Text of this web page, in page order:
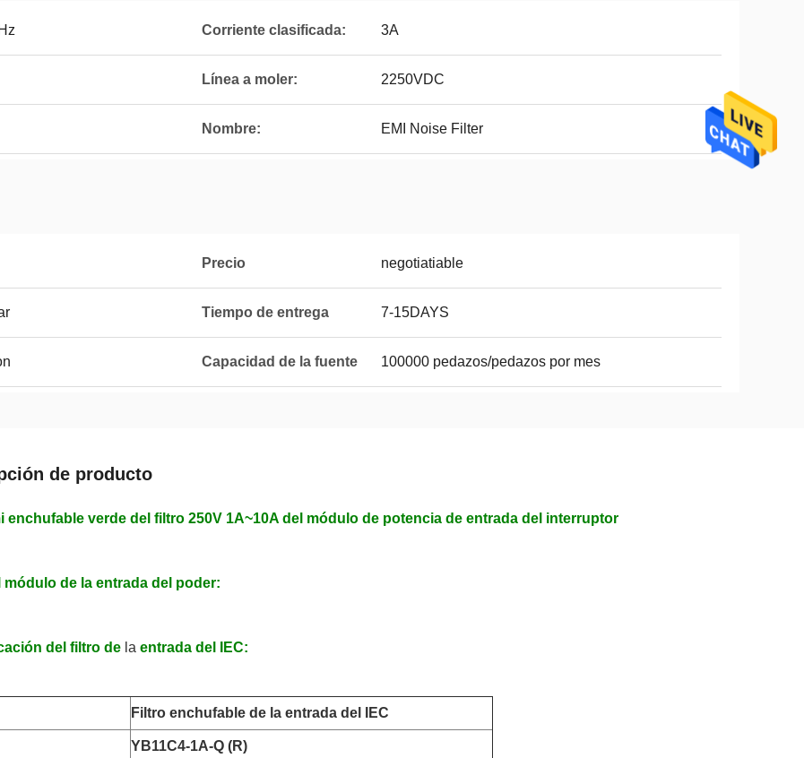
Corriente clasificada: 3A
Línea a moler: 2250VDC
Nombre: EMI Noise Filter
Precio negotiatiable
Tiempo de entrega 7-15DAYS
Capacidad de la fuente 100000 pedazos/pedazos por mes
de producto
enchufable verde del filtro 250V 1A~10A del módulo de potencia de entrada del interruptor
módulo de la entrada del poder:
del filtro de la entrada del IEC:
Filtro enchufable de la entrada del IEC
YB11C4-1A-Q (R)